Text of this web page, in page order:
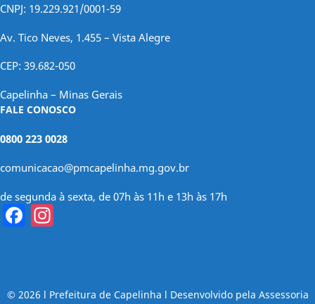
CNPJ: 19.229.921/0001-59
Av. Tico Neves, 1.455 – Vista Alegre
CEP: 39.682-050
Capelinha – Minas Gerais
FALE CONOSCO
0800 223 0028
comunicacao@pmcapelinha.mg.gov.br
de segunda à sexta, de 07h às 11h e 13h às 17h
Facebook
© 2026 l Prefeitura de Capelinha l Desenvolvido pela Assessoria